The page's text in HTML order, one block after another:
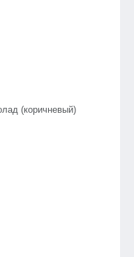
(коричневый)